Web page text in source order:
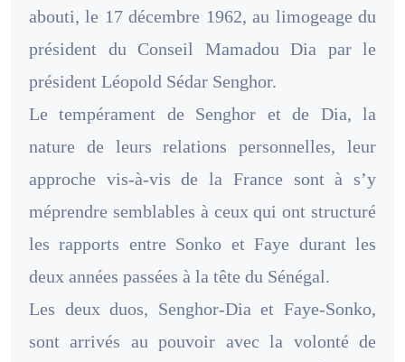
abouti, le 17 décembre 1962, au limogeage du
président du Conseil Mamadou Dia par le
président Léopold Sédar Senghor.
Le tempérament de Senghor et de Dia, la
nature de leurs relations personnelles, leur
approche vis-à-vis de la France sont à s’y
méprendre semblables à ceux qui ont structuré
les rapports entre Sonko et Faye durant les
deux années passées à la tête du Sénégal.
Les deux duos, Senghor-Dia et Faye-Sonko,
sont arrivés au pouvoir avec la volonté de